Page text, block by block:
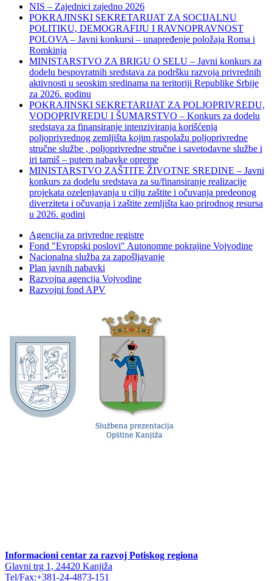
NIS – Zajednici zajedno 2026
POKRAJINSKI SEKRETARIJAT ZA SOCIJALNU
POLITIKU, DEMOGRAFIJU I RAVNOPRAVNOST
POLOVA – Javni konkursi – unapređenje položaja Roma i
Romkinja
MINISTARSTVO ZA BRIGU O SELU – Javni konkurs za
dodelu bespovratnih sredstava za podršku razvoja privrednih
aktivnosti u seoskim sredinama na teritoriji Republike Srbije
za 2026. godinu
POKRAJINSKI SEKRETARIJAT ZA POLJOPRIVREDU,
VODOPRIVREDU I ŠUMARSTVO – Konkurs za dodelu
sredstava za finansiranje intenziviranja korišćenja
poljoprivrednog zemljišta kojim raspolažu poljoprivredne
stručne službe , poljoprivredne stručne i savetodavne službe i
iri tamiš ‒ putem nabavke opreme
MINISTARSTVO ZAŠTITE ŽIVOTNE SREDINE – Javni
konkurs za dodelu sredstava za su/finansiranje realizacije
projekata ozelenjavanja u cilju zaštite i očuvanja predeonog
diverziteta i očuvanja i zaštite zemljišta kao prirodnog resursa
u 2026. godini
Agencija za privredne registre
Fond "Evropski poslovi" Autonomne pokrajine Vojvodine
Nacionalna služba za zapošljavanje
Plan javnih nabavki
Razvojna agencija Vojvodine
Razvojni fond APV
Informacioni centar za razvoj Potiskog regiona
Glavni trg 1, 24420 Kanjiža
Tel/Fax:+381-24-4873-151